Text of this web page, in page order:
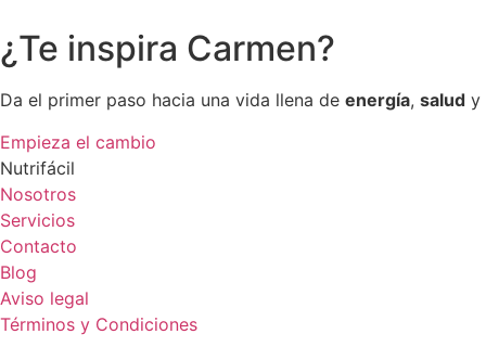
¿Te inspira Carmen?
Da el primer paso hacia una vida llena de energía, salud y
Empieza el cambio
Nutrifácil
Nosotros
Servicios
Contacto
Blog
Aviso legal
Términos y Condiciones